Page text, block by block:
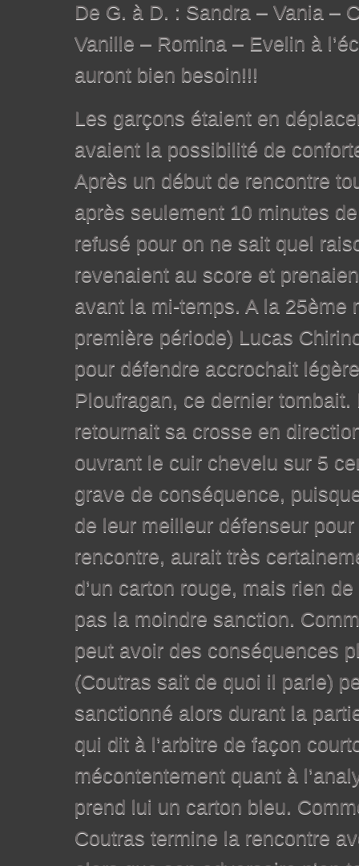
De G. à D. : Sandra – Vania –
Vanille – Romina – Evelin à
auront bien besoin!!!
Les garçons étaient en
avaient la possibilité de
Après un début de rencontre
après seulement 10 minutes
refusé pour on ne sait quel
revenaient au score et
avant la mi-temps. A la 25ème
première période) Lucas
pour défendre accrochait
Ploufragan, ce dernier
retournait sa crosse en
ouvrant le cuir chevelu sur 5
grave de conséquence,
de leur meilleur défenseur
rencontre, aurait très
d’un carton rouge, mais rien
pas la moindre sanction.
peut avoir des conséquences
(Coutras sait de quoi il parle)
sanctionné alors durant la
qui dit à l’arbitre de façon
mécontentement quant à
prend lui un carton bleu.
Coutras termine la rencontre